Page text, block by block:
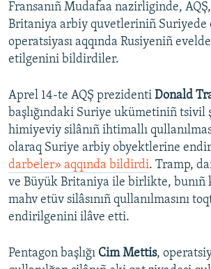
Fransanıñ Mudafaa nazirliginde,
Britaniya arbiy quvetleriniñ Suriyede
operatsiyası aqqında Rusiyeniñ
etilgenini bildirdiler.
Aprel 14-te AQŞ prezidenti Donald
başlığındaki Suriye ukümetiniñ tsivil
himiyeviy silânıñ ihtimallı
olaraq Suriye arbiy obyektlerine
darbeler» aqqında bildirdi. Tramp,
ve Büyük Britaniya ile birlikte,
mahv etüv silâsınıñ qullanılmasını
endirilgenini ilâve etti.
Pentagon başlığı Cim Mettis,